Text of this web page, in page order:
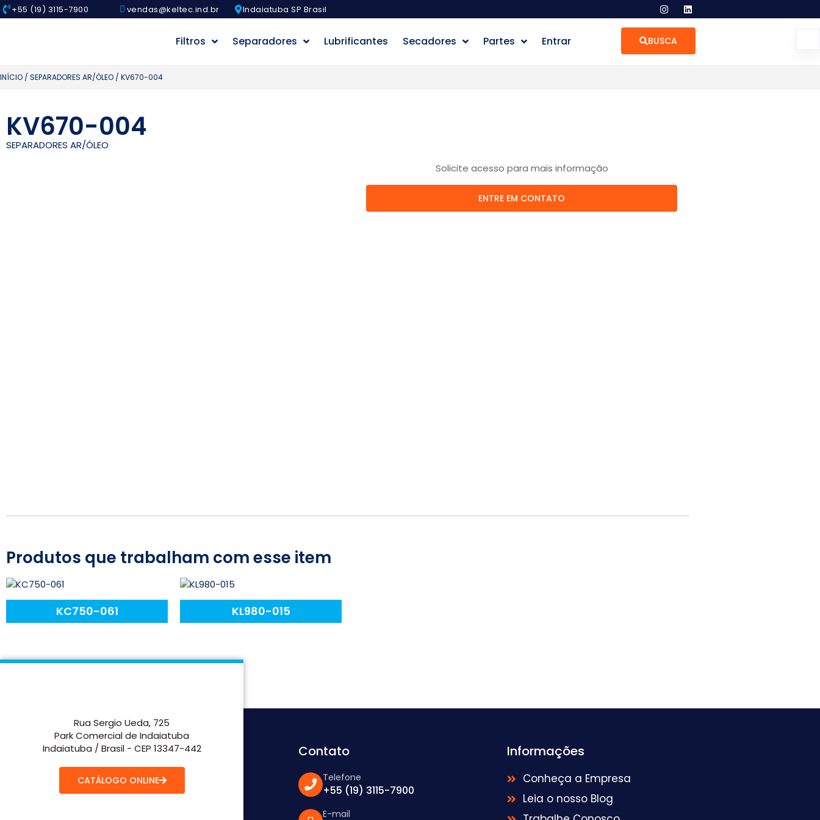
+55 (19) 3115-7900 vendas@keltec.ind.br Indaiatuba SP Brasil
Filtros Separadores Lubrificantes Secadores Partes Entrar BUSCA
INÍCIO / SEPARADORES AR/ÓLEO / KV670-004
KV670-004
SEPARADORES AR/ÓLEO
Solicite acesso para mais informação
ENTRE EM CONTATO
Produtos que trabalham com esse item
KC750-061 KL980-015
Rua Sergio Ueda, 725
Park Comercial de Indaiatuba
Indaiatuba / Brasil - CEP 13347-442
CATÁLOGO ONLINE
Contato
Telefone
+55 (19) 3115-7900
E-mail
Informações
Conheça a Empresa
Leia o nosso Blog